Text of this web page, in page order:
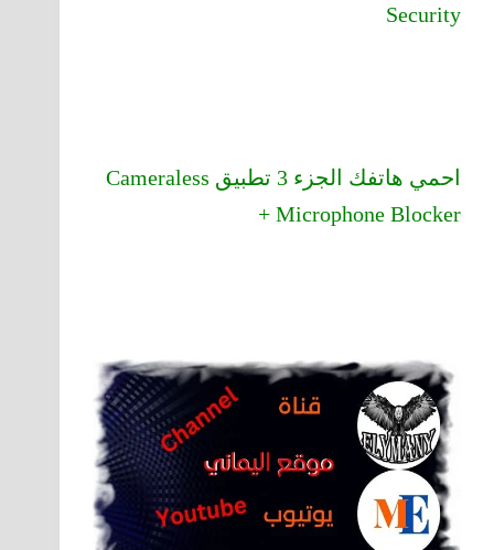
Security
احمي هاتفك الجزء 3 تطبيق Cameraless
+ Microphone Blocker